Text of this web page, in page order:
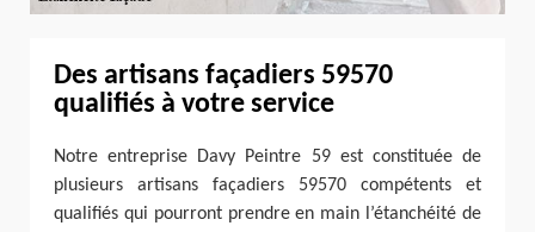
Des artisans façadiers 59570
qualifiés à votre service
Notre entreprise Davy Peintre 59 est constituée de
plusieurs artisans façadiers 59570 compétents et
qualifiés qui pourront prendre en main l’étanchéité de